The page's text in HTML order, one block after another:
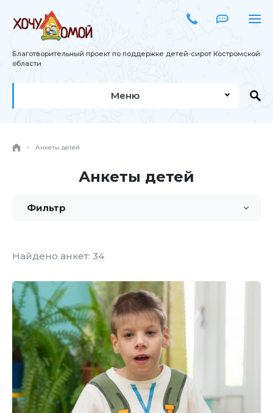
Благотворительный проект по поддержке детей-сирот Костромской
области
Меню
Анкеты детей
Анкеты детей
Фильтр
Найдено анкет: 34